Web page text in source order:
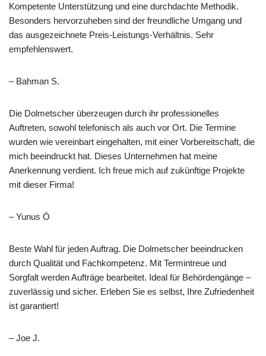
Kompetente Unterstützung und eine durchdachte Methodik.
Besonders hervorzuheben sind der freundliche Umgang und
das ausgezeichnete Preis-Leistungs-Verhältnis. Sehr
empfehlenswert.
– Bahman S.
Die Dolmetscher überzeugen durch ihr professionelles
Auftreten, sowohl telefonisch als auch vor Ort. Die Termine
wurden wie vereinbart eingehalten, mit einer Vorbereitschaft, die
mich beeindruckt hat. Dieses Unternehmen hat meine
Anerkennung verdient. Ich freue mich auf zukünftige Projekte
mit dieser Firma!
– Yunus Ö
Beste Wahl für jeden Auftrag. Die Dolmetscher beeindrucken
durch Qualität und Fachkompetenz. Mit Termintreue und
Sorgfalt werden Aufträge bearbeitet. Ideal für Behördengänge –
zuverlässig und sicher. Erleben Sie es selbst, Ihre Zufriedenheit
ist garantiert!
– Joe J.